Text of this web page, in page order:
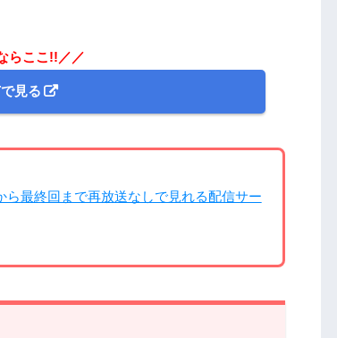
らここ!!／／
見る
最終回まで再放送なしで見れる配信サー